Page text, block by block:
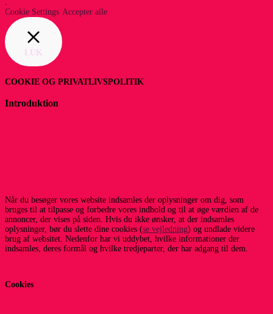
.
Cookie Settings Accepter alle
LUK
COOKIE OG PRIVATLIVSPOLITIK
Introduktion
Når du besøger vores website indsamles der oplysninger om dig, som
bruges til at tilpasse og forbedre vores indhold og til at øge værdien af de
annoncer, der vises på siden. Hvis du ikke ønsker, at der indsamles
oplysninger, bør du slette dine cookies (se vejledning) og undlade videre
brug af websitet. Nedenfor har vi uddybet, hvilke informationer der
indsamles, deres formål og hvilke tredjeparter, der har adgang til dem.
Cookies